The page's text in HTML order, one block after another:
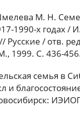
М. Н.
1990-х годах /
/ отв.
1999. С. 436-
семья в
и